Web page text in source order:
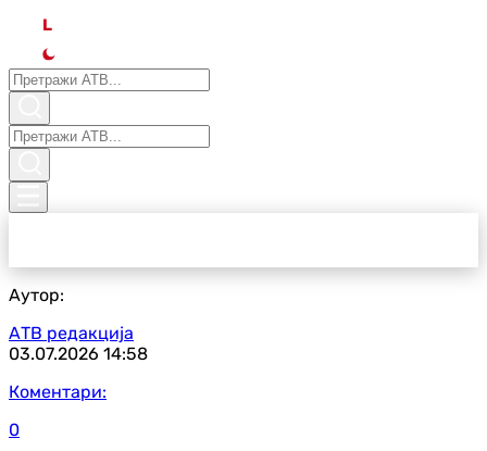
L
Аутор:
АТВ редакција
03.07.2026 14:58
Коментари:
0